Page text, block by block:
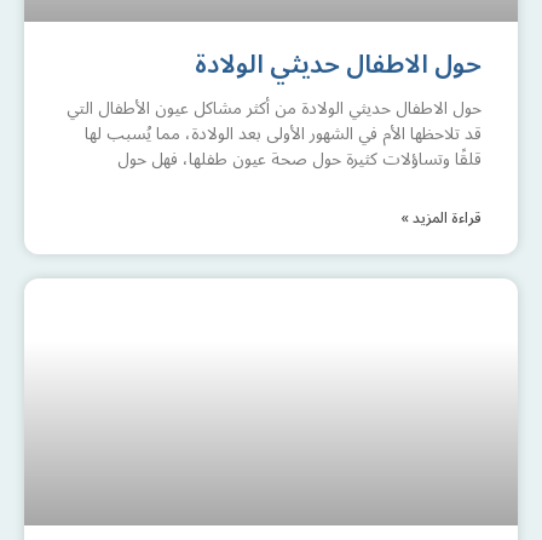
حول الاطفال حديثي الولادة
حول الاطفال حديثي الولادة من أكثر مشاكل عيون الأطفال التي
قد تلاحظها الأم في الشهور الأولى بعد الولادة، مما يُسبب لها
قلقًا وتساؤلات كثيرة حول صحة عيون طفلها، فهل حول
قراءة المزيد »